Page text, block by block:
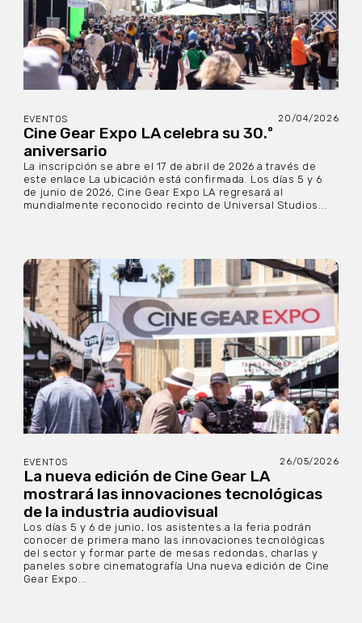
EVENTOS 20/04/2026
Cine Gear Expo LA celebra su 30.º
aniversario
La inscripción se abre el 17 de abril de 2026 a través de
este enlace La ubicación está confirmada. Los días 5 y 6
de junio de 2026, Cine Gear Expo LA regresará al
mundialmente reconocido recinto de Universal Studios...
EVENTOS 26/05/2026
La nueva edición de Cine Gear LA
mostrará las innovaciones tecnológicas
de la industria audiovisual
Los días 5 y 6 de junio, los asistentes a la feria podrán
conocer de primera mano las innovaciones tecnológicas
del sector y formar parte de mesas redondas, charlas y
paneles sobre cinematografía Una nueva edición de Cine
Gear Expo...